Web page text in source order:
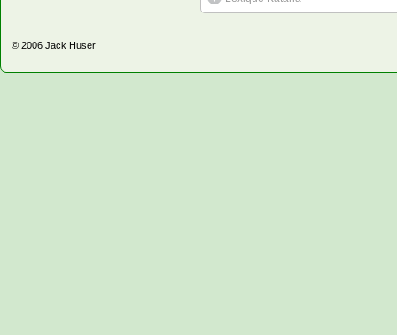
© 2006 Jack Huser